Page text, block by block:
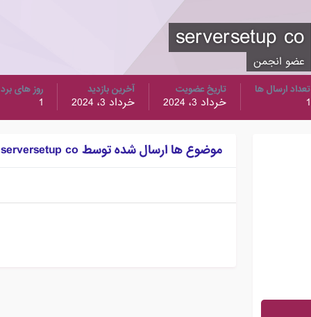
serversetup co
عضو انجمن
تعداد ارسال ها
1
تاریخ عضویت
خرداد 3، 2024
آخرین بازدید
خرداد 3، 2024
روز های برد
1
موضوع ها ارسال شده توسط serversetup co